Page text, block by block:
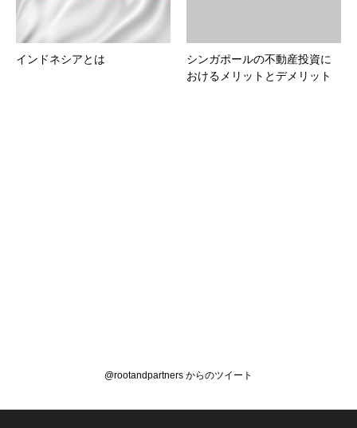
インドネシアとは
シンガポールの不動産投資に
おけるメリットとデメリット
@rootandpartners からのツイート